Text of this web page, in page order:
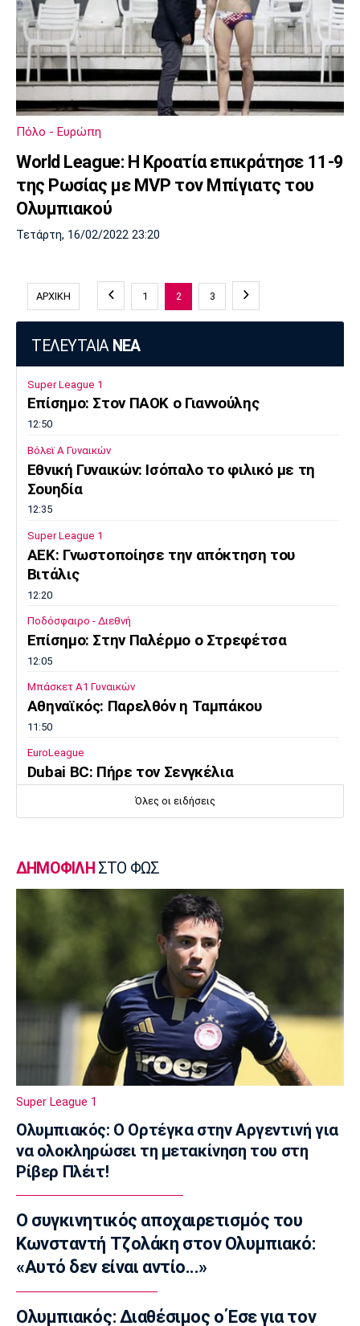
Πόλο - Ευρώπη
World League: Η Κροατία επικράτησε 11-9
της Ρωσίας με MVP τον Μπίγιατς του
Ολυμπιακού
Τετάρτη, 16/02/2022 23:20
ΑΡΧΙΚΗ 1 2 3
ΤΕΛΕΥΤΑΙΑ ΝΕΑ
Super League 1
Επίσημο: Στον ΠΑΟΚ ο Γιαννούλης
12:50
Βόλεϊ Α Γυναικών
Εθνική Γυναικών: Ισόπαλο το φιλικό με τη
Σουηδία
12:35
Super League 1
ΑΕΚ: Γνωστοποίησε την απόκτηση του
Βιτάλις
12:20
Ποδόσφαιρο - Διεθνή
Επίσημο: Στην Παλέρμο ο Στρεφέτσα
12:05
Μπάσκετ Α1 Γυναικών
Αθηναϊκός: Παρελθόν η Ταμπάκου
11:50
EuroLeague
Dubai BC: Πήρε τον Σενγκέλια
Στίβος
δέκατος στον τελικό, ρεκόρ και πρόκριση
για τη Σαμολοδά
Ποδόσφαιρο - Εθνικές Ομάδες
FIFA: Η «συγγνώμη» προς τις 211
ομοσπονδίες και η στήριξη σε Ινφαντίνο
Παρασκήνιο
Όταν ο Στραβίνσκι διασκέδαζε με τη
μουσική του Τσάρλι Πάρκερ
Ο Γουόκερ επέστρεψε στο ΝΒΑ
10:50
EuroLeague
Χάποελ Τελ Αβίβ: Ανακοίνωσε τον
Μπουρντιλόν
10:35
EuroLeague
Χεζόνια: Το «αντίο» στη Ρεάλ Μαδρίτης
Conference League
Όλες οι ειδήσεις
ΔΗΜΟΦΙΛΗ ΣΤΟ ΦΩΣ
Super League 1
Ολυμπιακός: Ο Ορτέγκα στην Αργεντινή για
να ολοκληρώσει τη μετακίνηση του στη
Ρίβερ Πλέιτ!
Ο συγκινητικός αποχαιρετισμός του
Κωνσταντή Τζολάκη στον Ολυμπιακό:
«Αυτό δεν είναι αντίο...»
Ολυμπιακός: Διαθέσιμος ο Έσε για τον